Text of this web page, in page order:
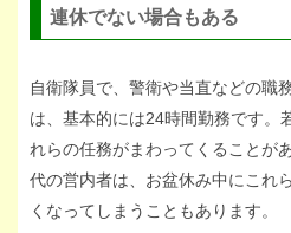
連休でない場合もある
自衛隊員で、警衛や当直などの職
は、基本的には24時間勤務です。
れらの任務がまわってくることが
代の営内者は、お盆休み中にこれ
くなってしまうこともあります。